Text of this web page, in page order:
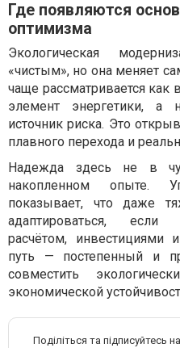
Где появляются
оптимизма
Экологическая
«чистым», но она меняет
чаще рассматривается
элемент энергетики, а
источник риска. Это
плавного перехода и
Надежда здесь не в
накопленном опыте.
показывает, что даже
адаптироваться, если
расчётом,
путь — постепенный и
совместить
экономической
Поділіться та підписуйтесь